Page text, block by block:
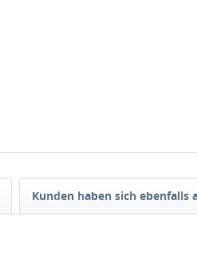
Kunden haben sich ebenfalls